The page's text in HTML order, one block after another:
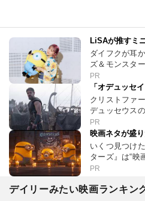
LiSAが推すミ
ダイフクが耳
ズ＆モンスタ
PR
「オデュッセ
クリストファ
デュッセウス
PR
映画ネタが盛
いくつ見つけ
ターズ』は“映
PR
デイリーみたい映画ランキン